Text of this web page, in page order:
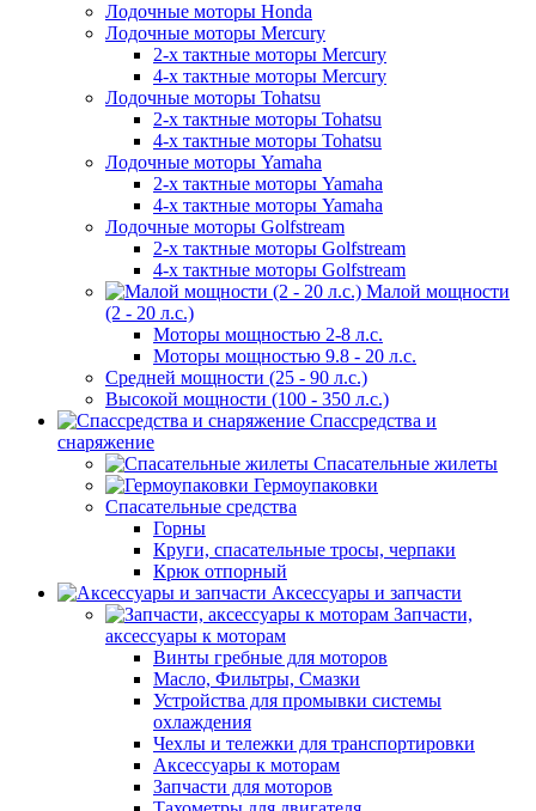
Лодочные моторы Honda
Лодочные моторы Mercury
2-х тактные моторы Mercury
4-х тактные моторы Mercury
Лодочные моторы Tohatsu
2-х тактные моторы Tohatsu
4-х тактные моторы Tohatsu
Лодочные моторы Yamaha
2-х тактные моторы Yamaha
4-х тактные моторы Yamaha
Лодочные моторы Golfstream
2-х тактные моторы Golfstream
4-х тактные моторы Golfstream
Малой мощности
(2 - 20 л.с.)
Моторы мощностью 2-8 л.с.
Моторы мощностью 9.8 - 20 л.с.
Средней мощности (25 - 90 л.с.)
Высокой мощности (100 - 350 л.с.)
Спассредства и
снаряжение
Спасательные жилеты
Гермоупаковки
Спасательные средства
Горны
Круги, спасательные тросы, черпаки
Крюк отпорный
Аксессуары и запчасти
Запчасти,
аксессуары к моторам
Винты гребные для моторов
Масло, Фильтры, Смазки
Устройства для промывки системы
охлаждения
Чехлы и тележки для транспортировки
Аксессуары к моторам
Запчасти для моторов